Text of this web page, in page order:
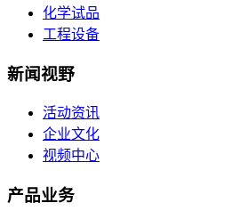
化学试品
工程设备
新闻视野
活动资讯
企业文化
视频中心
产品业务